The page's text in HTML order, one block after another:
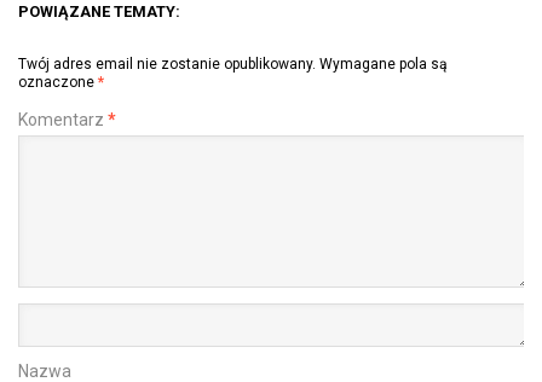
POWIĄZANE TEMATY:
Twój adres email nie zostanie opublikowany. Wymagane pola są
oznaczone *
Komentarz *
Nazwa